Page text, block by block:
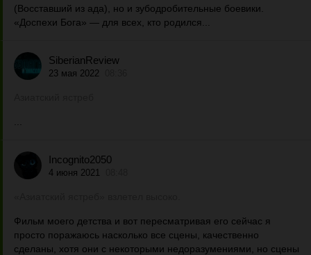
(Восставший из ада), но и зубодробительные боевики.
«Доспехи Бога» — для всех, кто родился...
SiberianReview
23 мая 2022
Incognito2050
4 июня 2021
Фильм моего детства и вот пересматривая его сейчас я
просто поражаюсь насколько все сцены, качественно
сделаны, хотя они с некоторыми недоразумениями, но сцены